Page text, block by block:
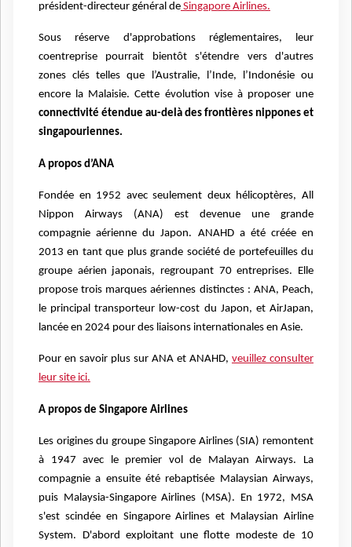
président-directeur général de Singapore Airlines.
Sous réserve d'approbations réglementaires, leur
coentreprise pourrait bientôt s'étendre vers d'autres
zones clés telles que l’Australie, l’Inde, l’Indonésie ou
encore la Malaisie. Cette évolution vise à proposer une
connectivité étendue au-delà des frontières nippones et
singapouriennes.
A propos d’ANA
Fondée en 1952 avec seulement deux hélicoptères, All
Nippon Airways (ANA) est devenue une grande
compagnie aérienne du Japon. ANAHD a été créée en
2013 en tant que plus grande société de portefeuilles du
groupe aérien japonais, regroupant 70 entreprises. Elle
propose trois marques aériennes distinctes : ANA, Peach,
le principal transporteur low-cost du Japon, et AirJapan,
lancée en 2024 pour des liaisons internationales en Asie.
Pour en savoir plus sur ANA et ANAHD, veuillez consulter
leur site ici.
A propos de Singapore Airlines
Les origines du groupe Singapore Airlines (SIA) remontent
à 1947 avec le premier vol de Malayan Airways. La
compagnie a ensuite été rebaptisée Malaysian Airways,
puis Malaysia-Singapore Airlines (MSA). En 1972, MSA
s'est scindée en Singapore Airlines et Malaysian Airline
System. D'abord exploitant une flotte modeste de 10